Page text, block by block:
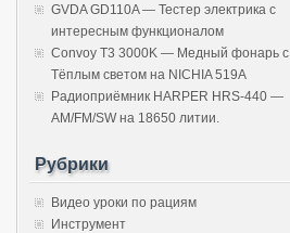
GVDA GD110A — Тестер электрика с
интересным функционалом
Convoy T3 3000K — Медный фонарь с
Тёплым светом на NICHIA 519A
Радиоприёмник HARPER HRS-440 —
AM/FM/SW на 18650 литии.
Рубрики
Видео уроки по рациям
Инструмент